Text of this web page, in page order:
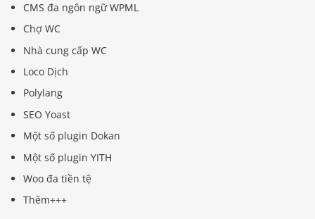
CMS đa ngôn ngữ WPML
Chợ WC
Nhà cung cấp WC
Loco Dịch
Polylang
SEO Yoast
Một số plugin Dokan
Một số plugin YITH
Woo đa tiền tệ
Thêm+++